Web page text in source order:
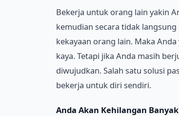
Bekerja untuk orang lain yakin
kemudian secara tidak
kekayaan orang lain. Maka
kaya. Tetapi jika Anda masih
diwujudkan. Salah satu solusi
bekerja untuk diri sendiri.
Anda Akan Kehilangan